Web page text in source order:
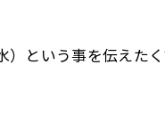
という事を伝えた